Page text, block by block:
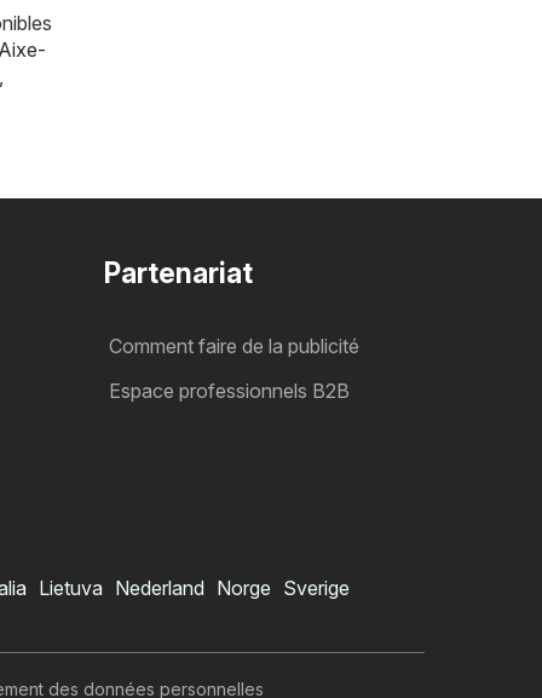
Aixe-
,
Partenariat
Comment faire de la publicité
Espace professionnels B2B
Lietuva Nederland Norge Sverige
des données personnelles